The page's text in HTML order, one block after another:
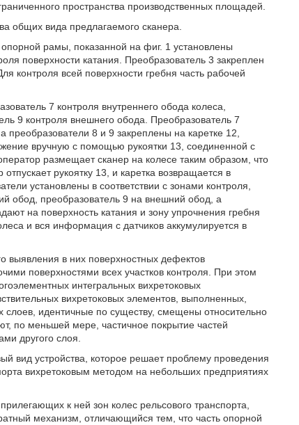
пространства производственных площадей.
общих вида предлагаемого сканера.
рамы, показанной на фиг. 1 установлены
поверхности катания. Преобразователь 3 закреплен
всей поверхности гребня часть рабочей
7 контроля внутреннего обода колеса,
9 контроля внешнего обода. Преобразователь 7
8 и 9 закреплены на каретке 12,
вручную с помощью рукоятки 13, соединенной с
размещает сканер на колесе таким образом, что
рукоятку 13, и каретка возвращается в
установлены в соответствии с зонами контроля,
обод, преобразователь 9 на внешний обод, а
на поверхность катания и зону упрочнения гребня
и вся информация с датчиков аккумулируется в
выявления в них поверхностных дефектов
поверхностями всех участков контроля. При этом
интегральных вихретоковых
вихретоковых элементов, выполненных,
идентичные по существу, смещены относительно
по меньшей мере, частичное покрытие частей
другого слоя.
вид устройства, которое решает проблему проведения
вихретоковым методом на небольших предприятиях
к ней зон колес рельсового транспорта,
механизм, отличающийся тем, что часть опорной